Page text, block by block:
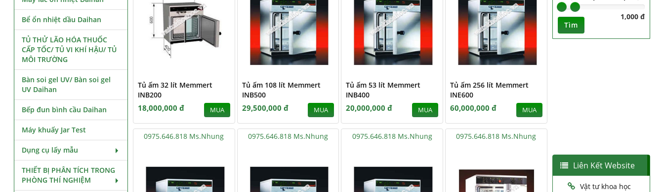
Tủ ấm 32 lít Memmert
INB200
18,000,000 đ MUA
Tủ ấm 108 lít Memmert
INB500
29,500,000 đ MUA
Tủ ấm 53 lít Memmert
INB400
20,000,000 đ MUA
Tủ ấm 256 lít Memmert
INE600
60,000,000 đ MUA
0975.646.818 Ms.Nhung 0975.646.818 Ms.Nhung 0975.646.818 Ms.Nhung 0975.646.818 Ms.Nhung
Bể ổn nhiệt dầu Daihan
TỦ THỬ LÃO HÓA THUỐC
CẤP TỐC/ TỦ VI KHÍ HẬU/ TỦ
MÔI TRƯỜNG
Bàn soi gel UV/ Bàn soi gel
UV Daihan
Bếp đun bình cầu Daihan
Máy khuấy Jar Test
Dụng cụ lấy mẫu
THIẾT BỊ PHÂN TÍCH TRONG
PHÒNG THÍ NGHIỆM
1,000 đ
Tìm
Liên Kết Website
Vật tư khoa học